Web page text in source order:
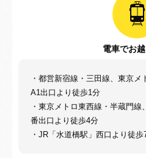
電車でお
・都営新宿線・三田線、東京メ
A1出口より徒歩1分
・東京メトロ東西線・半蔵門
番出口より徒歩4分
・JR「水道橋駅」西口より徒歩